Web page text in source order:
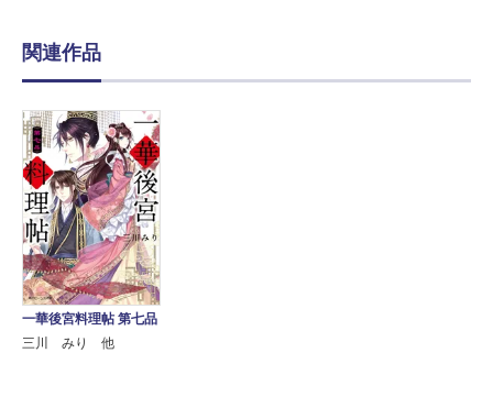
関連作品
一華後宮料理帖 第七品
三川 みり 他